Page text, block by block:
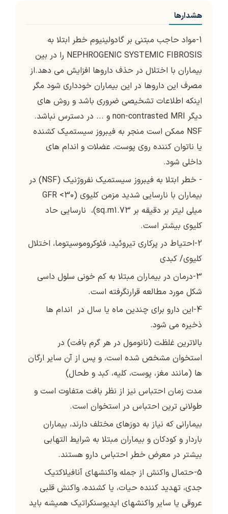
هشدارها
1-مواد حاجب مبتنی بر گادولینیوم خطر ابتلا به
NEPHROGENIC SYSTEMIC FIBROSIS را در بین
بیماران با اختلال در حذف داروها افزایش می دهد.از
مصرف این داروها در این بیماران خودداری شود مگر
اینکه اطلاعات تشخیصی ضروری باشد و روش های
دیگر non-contrasted MRI و ... در دسترس نباشد.
NSF ممکن است منجر به فیبروز سیستمیک کشنده
یا ناتوان کننده روی پوست، عضلات و اندام های
داخلی شود.
- خطر ابتلا به فیبروز سیستمیک نفروژنیک (NSF) در
بیماران با نارسایی شدید مزمن کلیوی (GFR <30
میلی لیتر بر دقیقه بر sq.m1.73)، نارسایی حاد
کلیوی بیشتر است.
2-احتیاط در پرکاری تیروئید، فئوکروموسیتوما، اختلال
کلیوی/ کبدی
3-درمان در بیماران مبتلا به کم خونی سلول داسی
شکل مورد مطالعه قرارنگرفته است.
4-این دارو برای چندین ماه یا سال در اندام ها
ذخیره می شود.
بالاترین غلظت (نانومول در هر گرم بافت) در
استخوان مشخص شده است، و پس از آن سایر ارگان
ها (مانند مغز، پوست، کلیه، کبد و طحال)
مدت زمان احتباس نیز از نظر بافت متفاوت است و
طولانی ترین احتباس در استخوان است.
بیمارانی که نیاز به دوزهای مختلف دارند، بیماران
باردار و کودکان و بیماران مبتلا به شرایط التهابی
بیشتر در معرض خطر احتباس دارو هستند.
5-حتمال واكنش از جمله واكنشهای آنافیلاكتیك
جدی، تهدید كننده حیات، یا کشنده، واکنش قلبی
عروقی یا سایر واکنشهای ایدیوسنکراتیک همیشه باید